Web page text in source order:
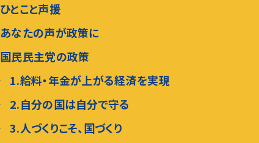
ひとこと声援
あなたの声が政策に
国民民主党の政策
1.給料・年金が上がる経済を実現
2.自分の国は自分で守る
3.人づくりこそ、国づくり